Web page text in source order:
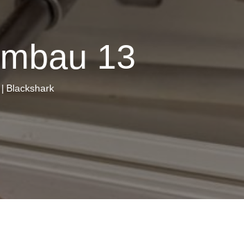
13
| Blackshark